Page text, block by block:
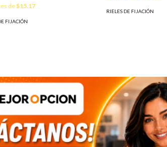
de$15.17
FIJACIÓN
RIELES DE FIJACIÓN